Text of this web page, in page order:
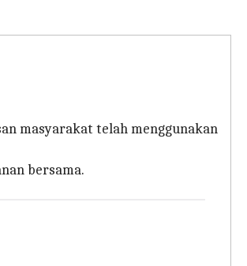
masyarakat telah menggunakan
bersama.